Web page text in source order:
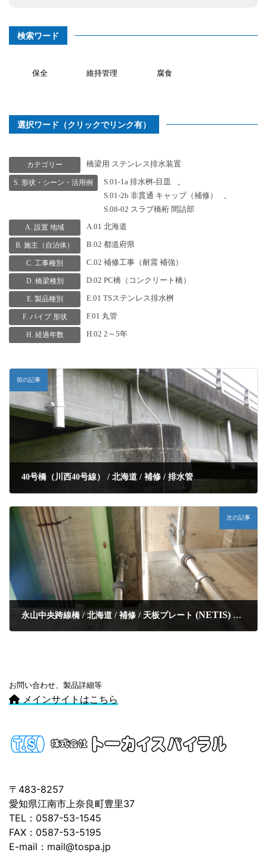
検索ワード
保全 維持管理 腐食
選択ワード（クリックでリンク有）
カテゴリー 橋梁用 ステンレス排水装置
S. 形状・シーン・活用例 S.01-1a 排水桝-目皿
、
S.01-2b 非貫通 キャップ（補修）
、
S.08-02 スラブ橋桁 間詰部
A. 設置 地域 A.01 北海道
B. 施主（自治体） B.02 都道府県
C. 工事種別 C.02 補修工事（耐震 補強）
D. 橋梁種別 D.02 PC橋（コンクリート橋）
E. 製品種別 E.01 TSステンレス排水桝
F. パイプ 形状 F.01 丸管
H. 経過年数 H.02 2～5年
前の記事
40号橋（川西40号線） / 北海道 / 補修 / 排水管
次の記事
永山中央跨線橋 / 北海道 / 補修 / 天板プレート (NETIS)
お問い合わせ、製品詳細等
メインサイトはこちら
〒483-8257
愛知県江南市上奈良町豊里37
TEL：0587-53-1545
FAX：0587-53-5195
E-mail：mail@tospa.jp